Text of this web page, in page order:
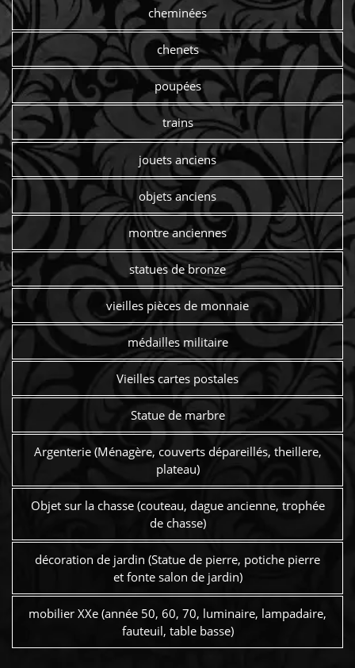
cheminées
chenets
poupées
trains
jouets anciens
objets anciens
montre anciennes
statues de bronze
vieilles pièces de monnaie
médailles militaire
Vieilles cartes postales
Statue de marbre
Argenterie (Ménagère, couverts dépareillés, theillere,
plateau)
Objet sur la chasse (couteau, dague ancienne, trophée
de chasse)
décoration de jardin (Statue de pierre, potiche pierre
et fonte salon de jardin)
mobilier XXe (année 50, 60, 70, luminaire, lampadaire,
fauteuil, table basse)